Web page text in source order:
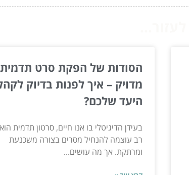
הסודות של הפקת סרט תדמית
מדויק – איך לפנות בדיוק
היעד שלכם?
בעידן הדיגיטלי בו אנו חיים, סרטון תדמית
רב עוצמה להנחיל מסרים בצורה משכנעת
ומרתקת. אך מה עושים...